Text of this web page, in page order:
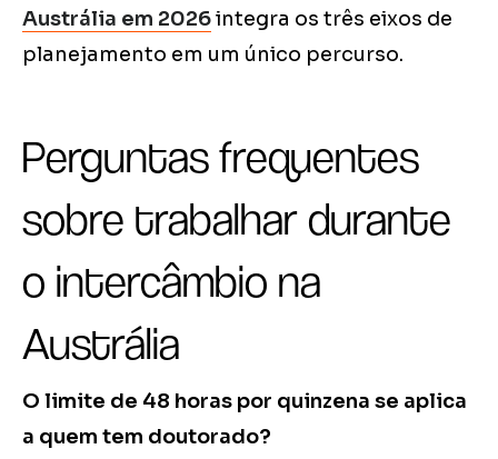
Austrália em 2026integra os três eixos de
planejamento em um único percurso.
Perguntas frequentes
sobre trabalhar durante
o intercâmbio na
Austrália
O limite de 48 horas por quinzena se aplica
a quem tem doutorado?